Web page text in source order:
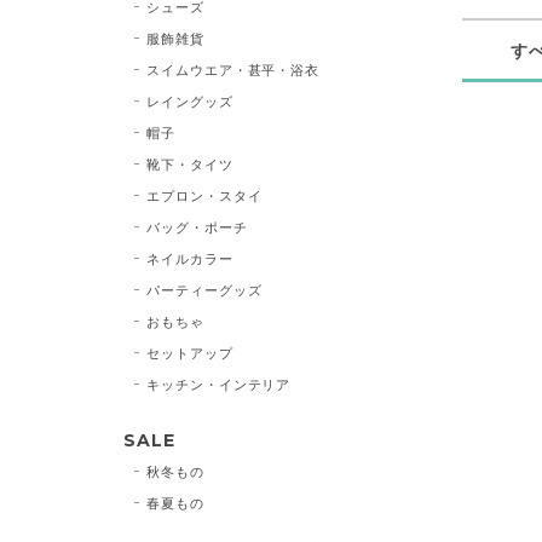
す
シューズ
服飾雑貨
スイムウエア・甚平・浴衣
レイングッズ
帽子
靴下・タイツ
エプロン・スタイ
バッグ・ポーチ
ネイルカラー
パーティーグッズ
おもちゃ
セットアップ
キッチン・インテリア
SALE
秋冬もの
春夏もの